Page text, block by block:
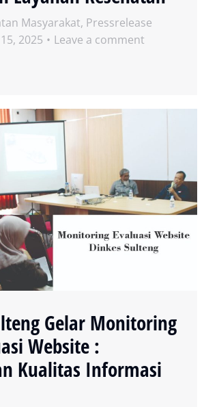
Masyarakat, Pressrelease
2025 Leave a comment
Gelar Monitoring
Website :
Kualitas Informasi